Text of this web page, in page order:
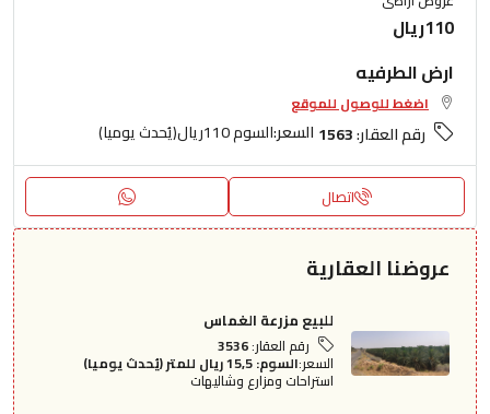
110ريال
ارض الطرفيه
اضغط للوصول للموقع
رقم العقار:1563 السعر:السوم 110ريال(يُحدث يوميا)
اتصال
عروضنا العقارية
للبيع مزرعة الغماس
رقم العقار:3536
السعر:السوم: 15,5 ريال للمتر (يُحدث يوميا)
استراحات ومزارع وشاليهات